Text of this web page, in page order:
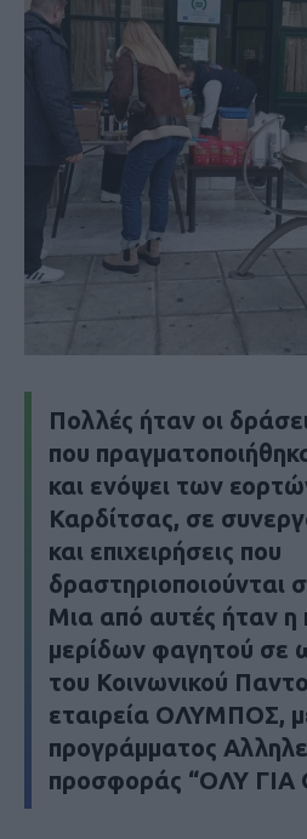
Πολλές ήταν οι
που
και ενόψει των
Καρδίτσας, σε
και επιχειρήσεις που
δραστηριοποιούνται
Μια από αυτές ήταν
μερίδων φαγητού σε
του Κοινωνικού
εταιρεία ΟΛΥΜΠΟΣ,
προγράμματος
προσφοράς “ΟΛΥ ΓΙΑ